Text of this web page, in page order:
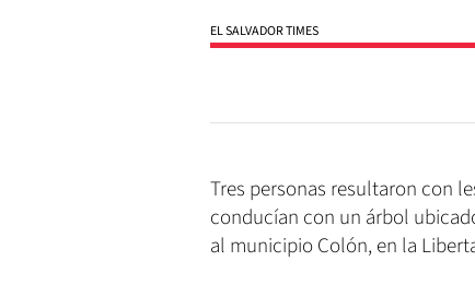
EL SALVADOR TIMES
Tres personas resultaron con
conducían con un árbol
al municipio Colón, en la